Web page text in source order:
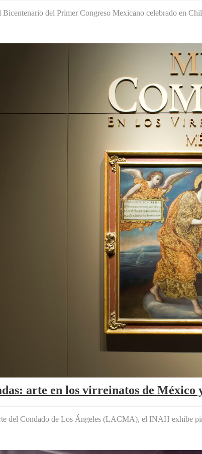
del Primer Congreso Mexicano celebrado en
arte en los virreinatos de México
del Condado de Los Ángeles (LACMA), el INAH exhibe